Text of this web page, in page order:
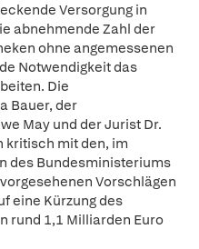
Versorgung in
abnehmende Zahl der
ohne angemessenen
Notwendigkeit das
Die
Bauer, der
May und der Jurist Dr.
kritisch mit den, im
des Bundesministeriums
Vorschlägen
eine Kürzung des
rund 1,1 Milliarden Euro